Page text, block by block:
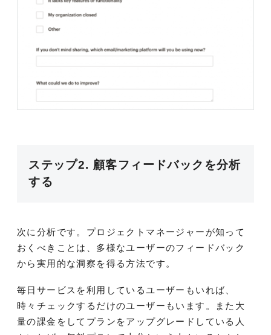
ステップ2. 顧客フィードバックを分析
する
次に分析です。プロジェクトマネージャーが知って
おくべきことは、多様なユーザーのフィードバック
から実用的な洞察を得る方法です。
毎日サービスを利用しているユーザーもいれば、
時々チェックするだけのユーザーもいます。また大
量の課金をしてプランをアップグレードしている人